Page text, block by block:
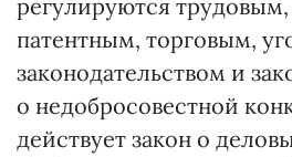
регулируются
патентным, торговым,
законодательством и
о недобросовестной
действует закон о